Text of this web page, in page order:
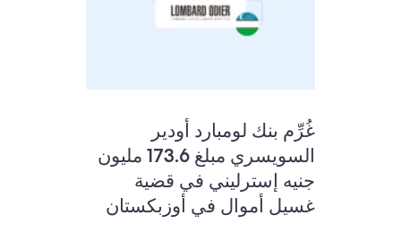
غُرِّم بنك لومبارد أودير
السويسري مبلغ 173.6 مليون
جنيه إسترليني في قضية
غسيل أموال في أوزبكستان